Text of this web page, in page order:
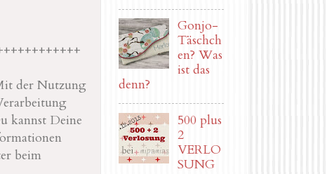
der Nutzung
kannst Deine
beim
Gonjo-
Täschch
en? Was
ist das
denn?
500 plus
2
VERLO
SUNG